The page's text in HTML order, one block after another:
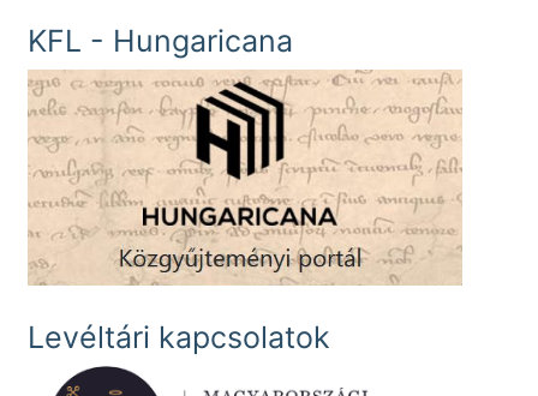
KFL - Hungaricana
Levéltári kapcsolatok